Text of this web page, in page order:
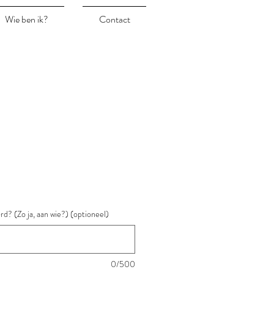
Wie ben ik? Contact
(Zo ja, aan wie?) (optioneel)
0/500